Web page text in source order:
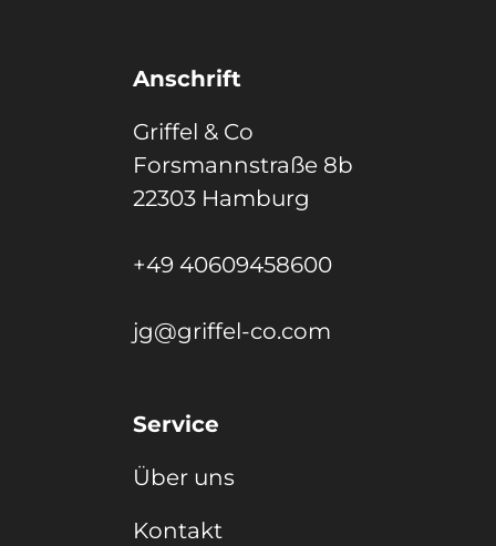
Anschrift
Griffel & Co
Forsmannstraße 8b
22303 Hamburg
+49 40609458600
jg@griffel-co.com
Service
Über uns
Kontakt